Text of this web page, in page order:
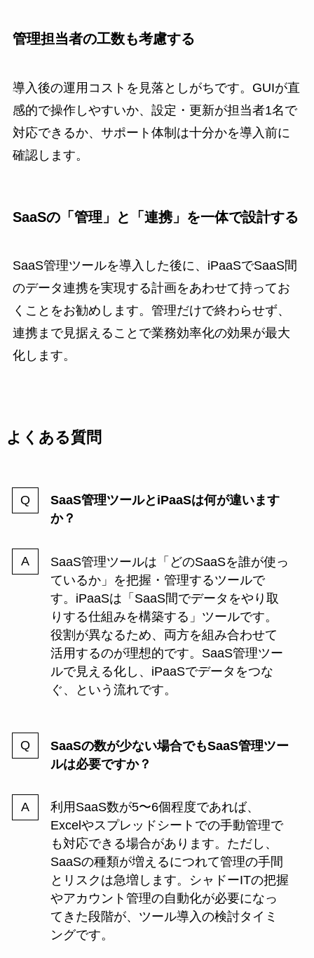
管理担当者の工数も考慮する
導入後の運用コストを見落としがちです。GUIが直
感的で操作しやすいか、設定・更新が担当者1名で
対応できるか、サポート体制は十分かを導入前に
確認します。
SaaSの「管理」と「連携」を一体で設計する
SaaS管理ツールを導入した後に、iPaaSでSaaS間
のデータ連携を実現する計画をあわせて持ってお
くことをお勧めします。管理だけで終わらせず、
連携まで見据えることで業務効率化の効果が最大
化します。
よくある質問
SaaS管理ツールとiPaaSは何が違います
か？
SaaS管理ツールは「どのSaaSを誰が使っ
ているか」を把握・管理するツールで
す。iPaaSは「SaaS間でデータをやり取
りする仕組みを構築する」ツールです。
役割が異なるため、両方を組み合わせて
活用するのが理想的です。SaaS管理ツー
ルで見える化し、iPaaSでデータをつな
ぐ、という流れです。
SaaSの数が少ない場合でもSaaS管理ツー
ルは必要ですか？
利用SaaS数が5〜6個程度であれば、
Excelやスプレッドシートでの手動管理で
も対応できる場合があります。ただし、
SaaSの種類が増えるにつれて管理の手間
とリスクは急増します。シャドーITの把握
やアカウント管理の自動化が必要になっ
てきた段階が、ツール導入の検討タイミ
ングです。